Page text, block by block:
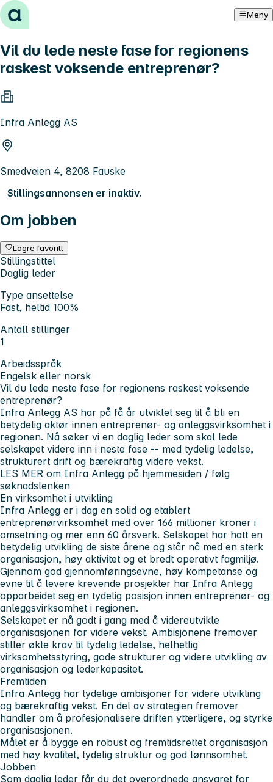
Hopp til innhold Meny
Vil du lede neste fase for regionens
raskest voksende entreprenør?
Infra Anlegg AS
Smedveien 4, 8208 Fauske
Stillingsannonsen er inaktiv.
Om jobben
Lagre favoritt
Stillingstittel
Daglig leder
Type ansettelse
Fast, heltid 100%
Antall stillinger
1
Arbeidsspråk
Engelsk eller norsk
Vil du lede neste fase for regionens raskest voksende
entreprenør?
Infra Anlegg AS har på få år utviklet seg til å bli en
betydelig aktør innen entreprenør- og anleggsvirksomhet i
regionen. Nå søker vi en daglig leder som skal lede
selskapet videre inn i neste fase -- med tydelig ledelse,
strukturert drift og bærekraftig videre vekst.
LES MER om Infra Anlegg på hjemmesiden / følg
søknadslenken
En virksomhet i utvikling
Infra Anlegg er i dag en solid og etablert
entreprenørvirksomhet med over 166 millioner kroner i
omsetning og mer enn 60 årsverk. Selskapet har hatt en
betydelig utvikling de siste årene og står nå med en sterk
organisasjon, høy aktivitet og et bredt operativt fagmiljø.
Gjennom god gjennomføringsevne, høy kompetanse og
evne til å levere krevende prosjekter har Infra Anlegg
opparbeidet seg en tydelig posisjon innen entreprenør- og
anleggsvirksomhet i regionen.
Selskapet er nå godt i gang med å videreutvikle
organisasjonen for videre vekst. Ambisjonene fremover
stiller økte krav til tydelig ledelse, helhetlig
virksomhetsstyring, gode strukturer og videre utvikling av
organisasjon og lederkapasitet.
Fremtiden
Infra Anlegg har tydelige ambisjoner for videre utvikling
og bærekraftig vekst. En del av strategien fremover
handler om å profesjonalisere driften ytterligere, og styrke
organisasjonen.
Målet er å bygge en robust og fremtidsrettet organisasjon
med høy kvalitet, tydelig struktur og god lønnsomhet.
Jobben
Som daglig leder får du det overordnede ansvaret for